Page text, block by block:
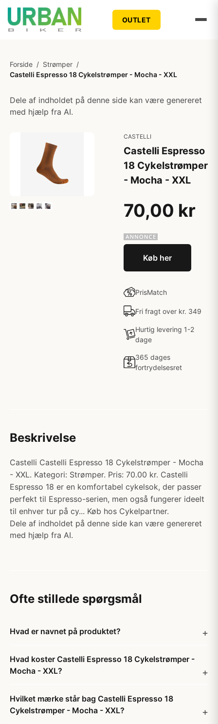
OUTLET
Forside / Strømper /
Castelli Espresso 18 Cykelstrømper - Mocha - XXL
Dele af indholdet på denne side kan være genereret
med hjælp fra AI.
CASTELLI
Castelli Espresso
18 Cykelstrømper
- Mocha - XXL
70,00 kr
Køb her
PrisMatch
Fri fragt over kr. 349
Hurtig levering 1-2
dage
365 dages
fortrydelsesret
Beskrivelse
Castelli Castelli Espresso 18 Cykelstrømper - Mocha
- XXL. Kategori: Strømper. Pris: 70.00 kr. Castelli
Espresso 18 er en komfortabel cykelsok, der passer
perfekt til Espresso-serien, men også fungerer ideelt
til enhver tur på cy... Køb hos Cykelpartner.
Dele af indholdet på denne side kan være genereret
med hjælp fra AI.
Ofte stillede spørgsmål
Hvad er navnet på produktet?
Hvad koster Castelli Espresso 18 Cykelstrømper -
Mocha - XXL?
Hvilket mærke står bag Castelli Espresso 18
Cykelstrømper - Mocha - XXL?